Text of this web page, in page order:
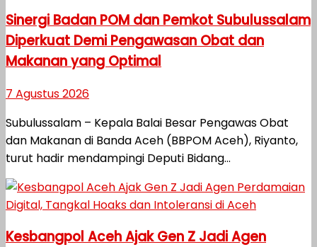
Sinergi Badan POM dan Pemkot Subulussalam
Diperkuat Demi Pengawasan Obat dan
Makanan yang Optimal
7 Agustus 2026
Subulussalam – Kepala Balai Besar Pengawas Obat
dan Makanan di Banda Aceh (BBPOM Aceh), Riyanto,
turut hadir mendampingi Deputi Bidang...
Kesbangpol Aceh Ajak Gen Z Jadi Agen